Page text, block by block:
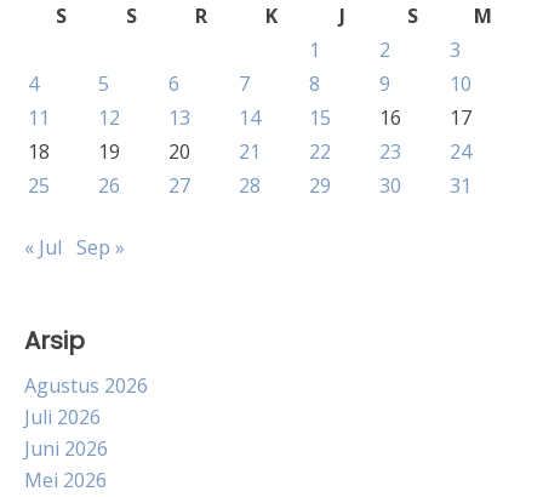
S S R K J S
M
1
2
3
4
5 6 7 8 9
10
11
12 13 14 15 16
17
18
19 20 21 22 23
24
25
26 27 28 29 30 31
« Jul Sep »
Arsip
Agustus 2026
Juli 2026
Juni 2026
Mei 2026